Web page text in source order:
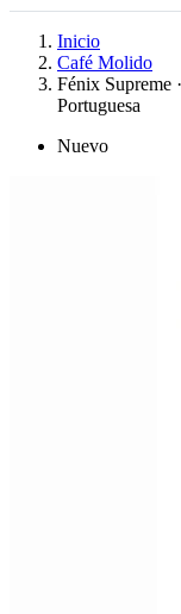
Inicio
Café Molido
Fénix Supreme
Portuguesa
Nuevo